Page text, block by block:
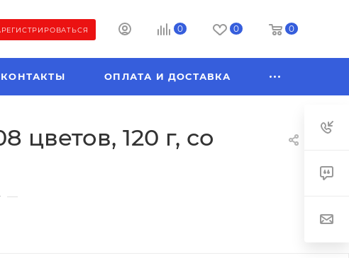
0 0 0
КОНТАКТЫ ОПЛАТА И ДОСТАВКА
цветов, 120 г, со
—